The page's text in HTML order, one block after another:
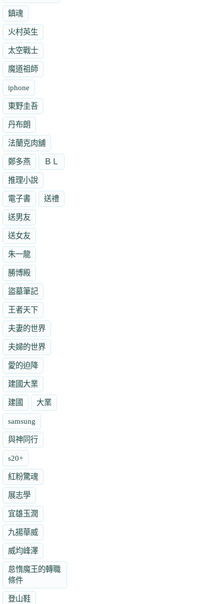
鎮魂
火村英生
太空戰士
魔道祖師
iphone
東野圭吾
丹布朗
法蘭克肉舖
鄭多燕 ＢＬ
推理小說
電子書 送禮
送男友
送女友
朱一龍
勝博殿
盜墓筆記
王者天下
夫妻的世界
夫婦的世界
愛的迫降
建國大業
建國 大業
samsung
與神同行
s20+
紅粉驚魂
展志學
宜雄玉潤
九揚華威
威均峰澤
怠惰魔王的轉職
條件
登山鞋